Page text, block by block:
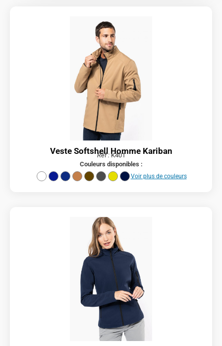
Veste Softshell Homme Kariban
Réf :K401
Couleurs disponibles :
Voir plus de couleurs